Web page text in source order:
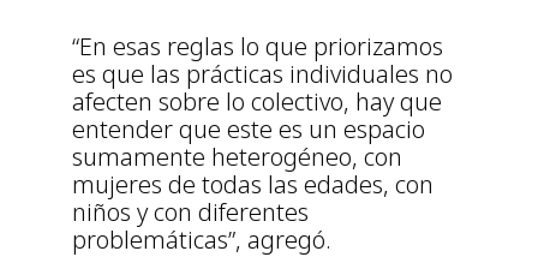
“En esas reglas lo que priorizamos
es que las prácticas individuales no
afecten sobre lo colectivo, hay que
entender que este es un espacio
sumamente heterogéneo, con
mujeres de todas las edades, con
niños y con diferentes
problemáticas”, agregó.